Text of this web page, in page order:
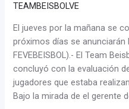
TEAMBEISBOLVE
El jueves por la mañana se
próximos días se
FEVEBEISBOL).- El Team
concluyó con la evaluación
jugadores que estaba
Bajo la mirada de el gerente